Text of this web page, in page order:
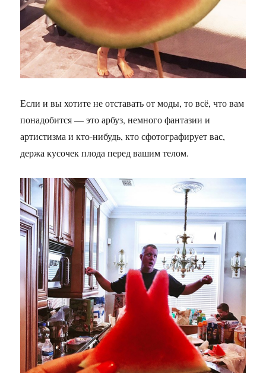
Если и вы хотите не отставать от моды, то всё, что вам
понадобится — это арбуз, немного фантазии и
артистизма и кто-нибудь, кто сфотографирует вас,
держа кусочек плода перед вашим телом.